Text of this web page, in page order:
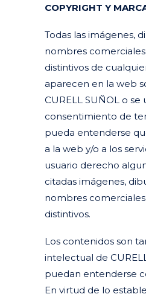
COPYRIGHT Y
Todas las imágenes,
nombres
distintivos de
aparecen en la web
CURELL SUÑOL o se
consentimiento de
pueda entenderse
a la web y/o a los
usuario derecho
citadas imágenes,
nombres comerciales
distintivos.
Los contenidos son
intelectual de
puedan entenderse
En virtud de lo